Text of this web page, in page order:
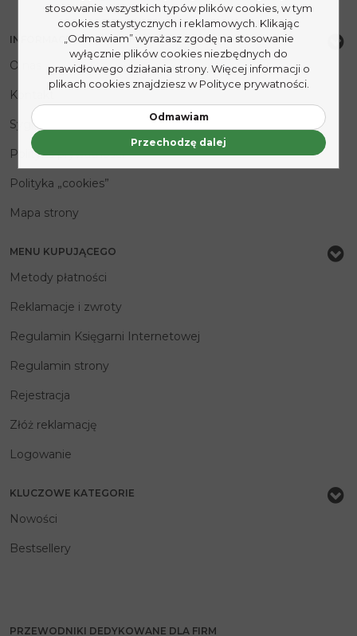
INFORMACJE
O nas
Kontakt
Sygnaliści
Polityka prywatności
Polityka „cookies”
Mapa strony
MENU KUPUJĄCEGO
Metody płatności
Reklamacje i zwroty
Regulamin Księgarni Internetowej
Regulamin strony
Rejestracja
Złóż reklamację
Logowanie
KLUCZOWE KATEGORIE
Nowości
Bestsellery
PRZEWODNIKI DEDYKOWANE DLA FIRM
stosowanie wszystkich typów plików cookies, w tym
cookies statystycznych i reklamowych. Klikając
„Odmawiam” wyrażasz zgodę na stosowanie
wyłącznie plików cookies niezbędnych do
prawidłowego działania strony. Więcej informacji o
plikach cookies znajdziesz w Polityce prywatności.
Odmawiam
Przechodzę dalej